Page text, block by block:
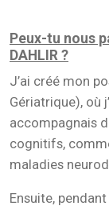
Peux-tu nous
DAHLIR ?
J’ai créé mon
Gériatrique), où
accompagnais
cognitifs,
maladies
Ensuite,